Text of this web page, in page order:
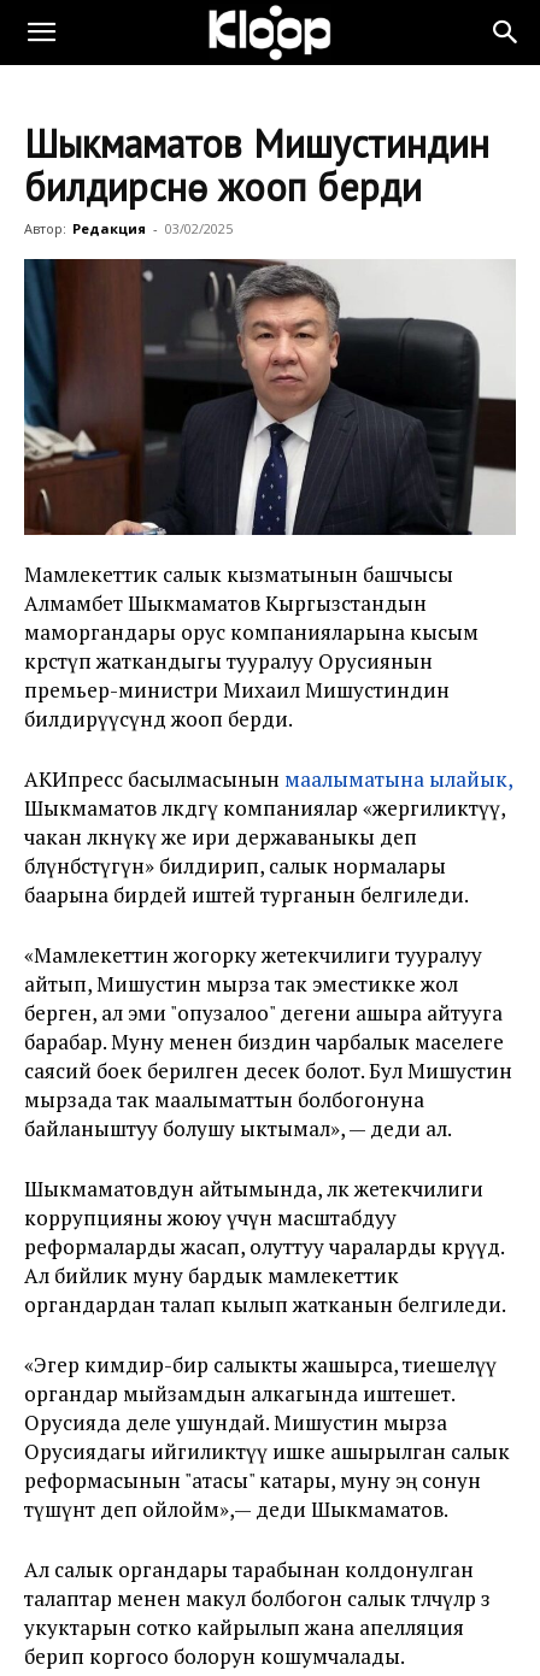
Шыкмаматов Мишустиндин
билдирүүсүнө жооп берди
Автор: Редакция - 03/02/2025
Мамлекеттик салык кызматынын башчысы
Алмамбет Шыкмаматов Кыргызстандын
маморгандары орус компанияларына кысым
көрсөтүп жаткандыгы тууралуу Орусиянын
премьер-министри Михаил Мишустиндин
билдирүүсүндө жооп берди.
АКИпресс басылмасынын маалыматына ылайык,
Шыкмаматов өлкөдөгү компаниялар «жергиликтүү,
чакан өлкөнүкү же ири державаныкы деп
бөлүнбөстүгүн» билдирип, салык нормалары
баарына бирдей иштей турганын белгиледи.
«Мамлекеттин жогорку жетекчилиги тууралуу
айтып, Мишустин мырза так эместикке жол
берген, ал эми "опузалоо" дегени ашыра айтууга
барабар. Муну менен биздин чарбалык маселеге
саясий боек берилген десек болот. Бул Мишустин
мырзада так маалыматтын болбогонуна
байланыштуу болушу ыктымал», — деди ал.
Шыкмаматовдун айтымында, өлкө жетекчилиги
коррупцияны жоюу үчүн масштабдуу
реформаларды жасап, олуттуу чараларды көрүүдө.
Ал бийлик муну бардык мамлекеттик
органдардан талап кылып жатканын белгиледи.
«Эгер кимдир-бирөө салыкты жашырса, тиешелүү
органдар мыйзамдын алкагында иштешет.
Орусияда деле ушундай. Мишустин мырза
Орусиядагы ийгиликтүү ишке ашырылган салык
реформасынын "атасы" катары, муну эң сонун
түшүнөт деп ойлойм»,— деди Шыкмаматов.
Ал салык органдары тарабынан колдонулган
талаптар менен макул болбогон салык төлөөчүлөр өз
укуктарын сотко кайрылып жана апелляция
берип коргосо болорун кошумчалады.